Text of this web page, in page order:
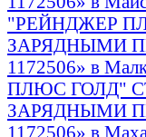
"РЕЙНДЖЕР
ЗАРЯДНЫМИ
1172506» в
ПЛЮС ГОЛД"
ЗАРЯДНЫМИ
1172506» в